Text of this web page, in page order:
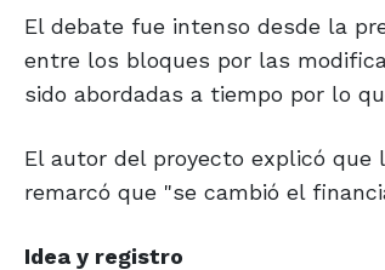
El debate fue intenso desde la
entre los bloques por las
sido abordadas a tiempo por lo
El autor del proyecto explicó que
remarcó que "se cambió el
Idea y registro